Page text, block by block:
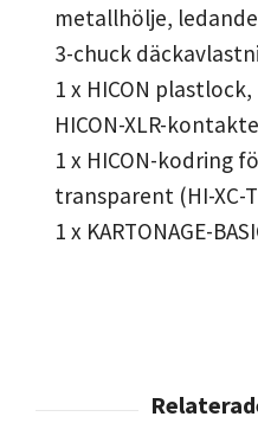
metallhölje,
3-chuck
1 x HICON
HICON-XLR-
1 x HICON-kodring
transparent (HI-XC-
1 x KARTONAGE-